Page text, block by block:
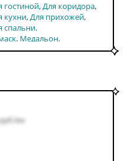
гостиной Для коридора
кухни Для прихожей
спальни
Медальон
Классические
руб. /км